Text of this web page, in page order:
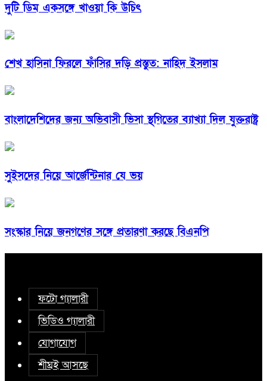
দুটি ডিম একসঙ্গে খাওয়া কি উচিৎ
শেখ হাসিনা ফিরলে ফাঁসির দড়ি প্রস্তুত: নাহিদ ইসলাম
বাংলাদেশিদের জন্য অভিবাসী ভিসা স্থগিতের ব্যাখ্যা দিল যুক্তরাষ্ট্র
সুইসদের নিয়ে আর্জেন্টিনার যে ভয়
সংস্কার নিয়ে জনগণের সঙ্গে প্রতারণা করছে বিএনপি
ফটো গ্যালারী
ভিডিও গ্যালারী
যোগাযোগ
শীঘ্রই আসছে